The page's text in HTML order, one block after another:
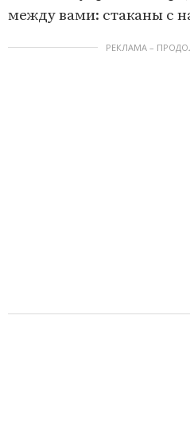
между вами: стаканы с
РЕКЛАМА –